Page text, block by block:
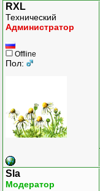
RXL
Технический
Администратор
Offline
Пол:
Sla
Модератор